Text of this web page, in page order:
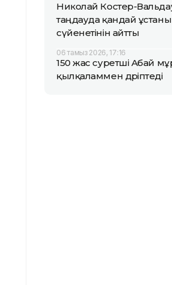
Николай Костер-
таңдауда қандай
сүйенетінін айтты
06 тамыз 2026, 17:16
150 жас суретші Абай
қылқаламмен дәріптеді